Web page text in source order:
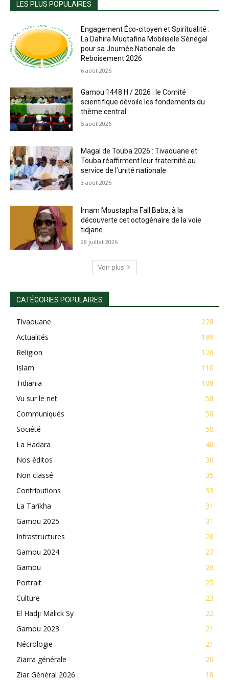
LES PLUS POPULAIRES
Engagement Éco-citoyen et Spiritualité :
La Dahira Muqtafina Mobilisele Sénégal
pour sa Journée Nationale de
Reboisement 2026
6 août 2026
Gamou 1448 H / 2026 : le Comité
scientifique dévoile les fondements du
thème central
5 août 2026
Magal de Touba 2026 : Tivaouane et
Touba réaffirment leur fraternité au
service de l’unité nationale
3 août 2026
Imam Moustapha Fall Baba, à la
découverte cet octogénaire de la voie
tidjane.
28 juillet 2026
Voir plus
CATÉGORIES POPULAIRES
Tivaouane
228
Actualités
199
Religion
126
Islam
110
Tidiania
108
Vu sur le net
58
Communiqués
58
Société
50
La Hadara
46
Nos éditos
36
Non classé
35
Contributions
33
La Tarikha
31
Gamou 2025
31
Infrastructures
28
Gamou 2024
27
Gamou
26
Portrait
25
Culture
23
El Hadji Malick Sy
22
Gamou 2023
21
Nécrologie
21
Ziarra générale
20
Ziar Général 2026
18